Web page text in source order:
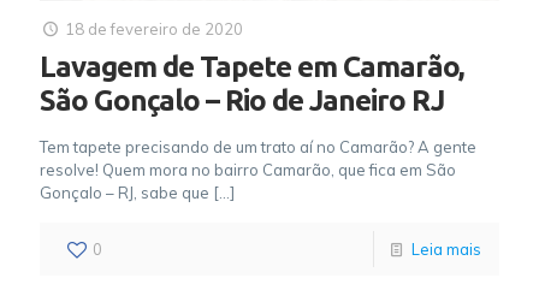
18 de fevereiro de 2020
Lavagem de Tapete em Camarão,
São Gonçalo – Rio de Janeiro RJ
Tem tapete precisando de um trato aí no Camarão? A gente
resolve! Quem mora no bairro Camarão, que fica em São
Gonçalo – RJ, sabe que […]
0 Leia mais